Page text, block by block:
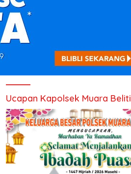
Ucapan Kapolsek Muara Beliti